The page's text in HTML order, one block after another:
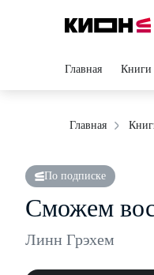
Главная Книги
Главная
По подписке
Сможем
Линн Грэхем